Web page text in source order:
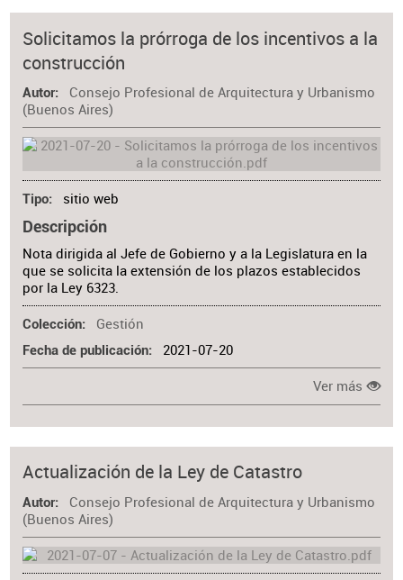
Solicitamos la prórroga de los incentivos a la
construcción
Autor
Consejo Profesional de Arquitectura y Urbanismo
(Buenos Aires)
Tipo sitio web
Descripción
Nota dirigida al Jefe de Gobierno y a la Legislatura en la
que se solicita la extensión de los plazos establecidos
por la Ley 6323.
Colección Gestión
Fecha de publicación 2021-07-20
Ver más
Actualización de la Ley de Catastro
Autor
Consejo Profesional de Arquitectura y Urbanismo
(Buenos Aires)